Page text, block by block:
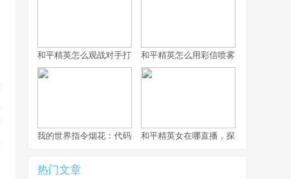
和平精英怎么观战对手打字之战术观察与交流艺术，副标题观战中
和平精英怎么用彩信喷雾，战术迷雾中
我的世界指令烟花：代码编织的夜空盛宴和平精英女在哪直播，探寻顶尖女玩家
热门文章